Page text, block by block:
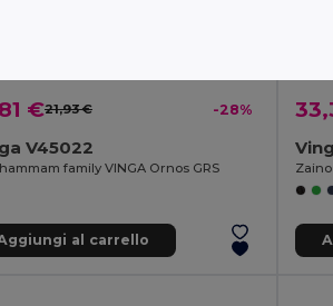
€21,93 € -28%
V45022
family VINGA Ornos GRS
al carrello